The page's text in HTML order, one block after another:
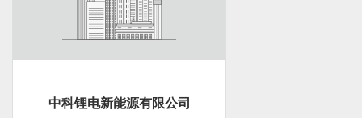
中科锂电新能源有限公司